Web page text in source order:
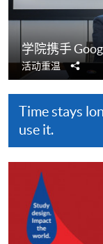
学院携手
活动重温
分
享
Time stays
use it.